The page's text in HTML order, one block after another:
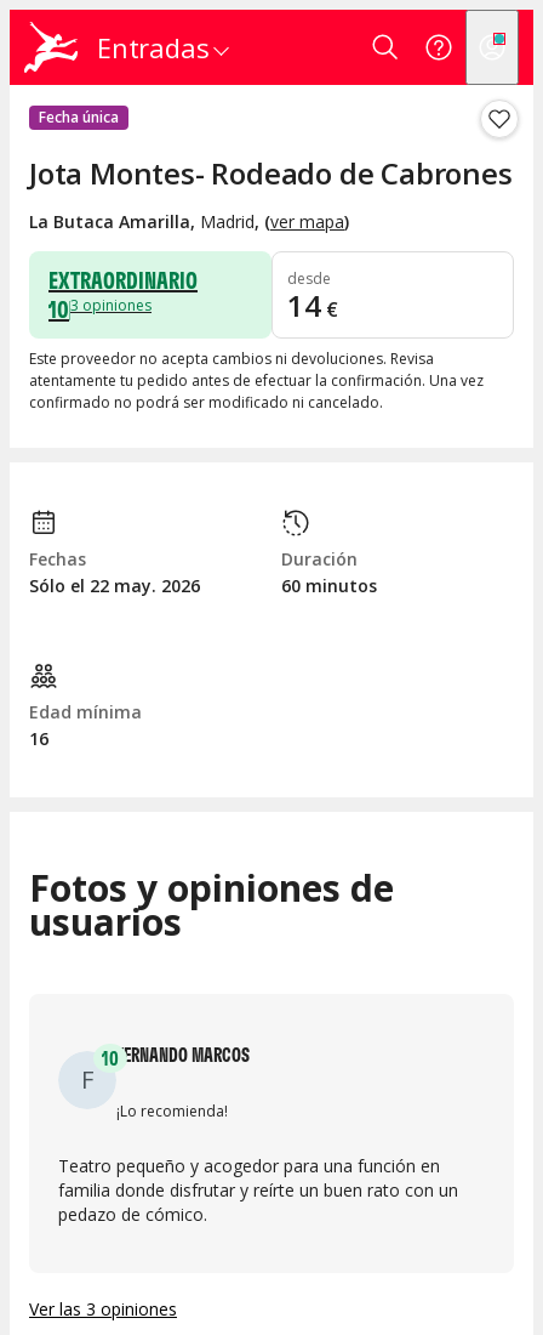
Entradas
Fecha única
Jota Montes- Rodeado de Cabrones
La Butaca Amarilla, Madrid, (ver mapa)
EXTRAORDINARIO
103 opiniones
desde
14 €
Este proveedor no acepta cambios ni devoluciones. Revisa
atentamente tu pedido antes de efectuar la confirmación. Una vez
confirmado no podrá ser modificado ni cancelado.
Fechas
Sólo el 22 may. 2026
Duración
60 minutos
Edad mínima
16
Fotos y opiniones de
usuarios
F
10FERNANDO MARCOS
¡Lo recomienda!
Teatro pequeño y acogedor para una función en
familia donde disfrutar y reírte un buen rato con un
pedazo de cómico.
Ver las 3 opiniones